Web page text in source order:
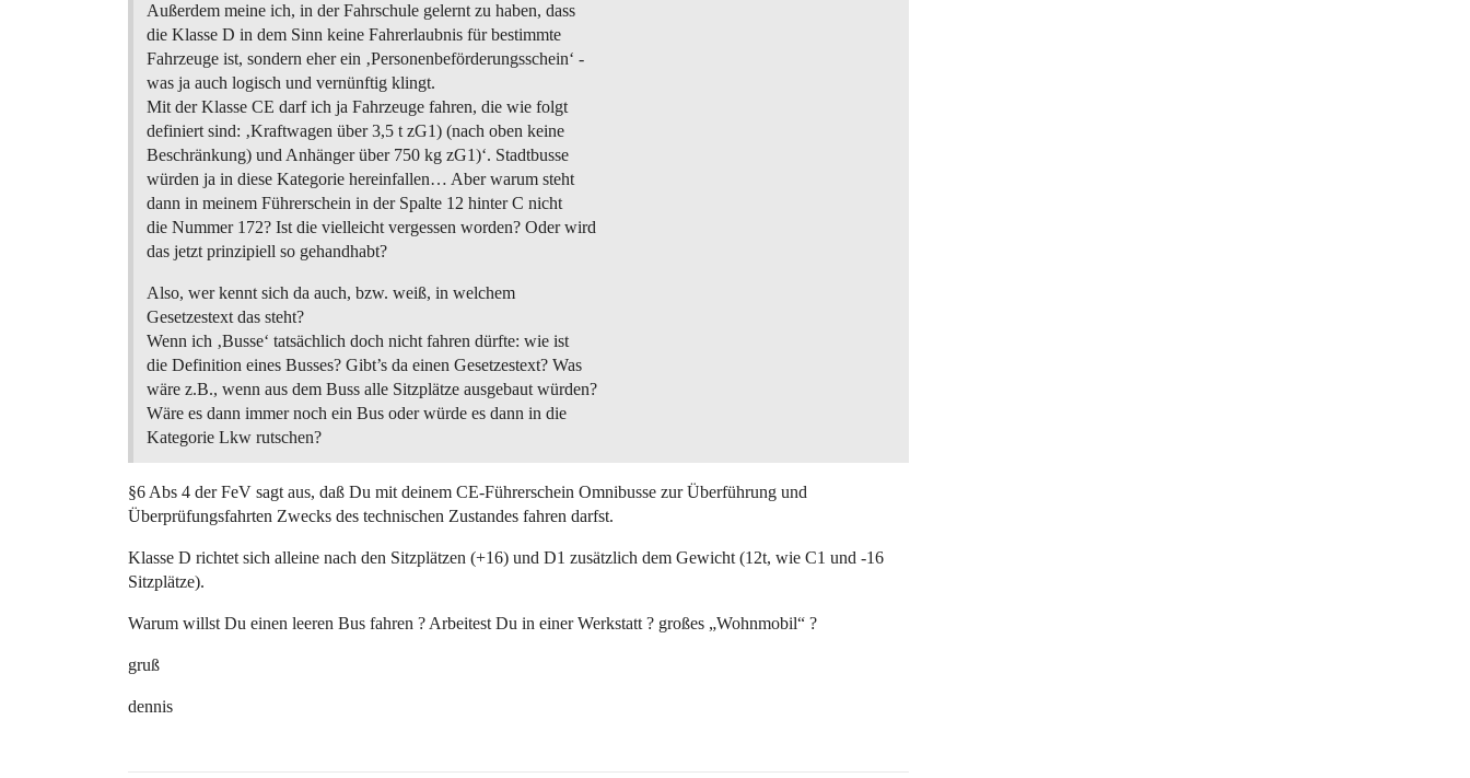
Außerdem meine ich, in der Fahrschule gelernt zu haben, dass
die Klasse D in dem Sinn keine Fahrerlaubnis für bestimmte
Fahrzeuge ist, sondern eher ein ‚Personenbeförderungsschein‘ -
was ja auch logisch und vernünftig klingt.
Mit der Klasse CE darf ich ja Fahrzeuge fahren, die wie folgt
definiert sind: ‚Kraftwagen über 3,5 t zG1) (nach oben keine
Beschränkung) und Anhänger über 750 kg zG1)‘. Stadtbusse
würden ja in diese Kategorie hereinfallen… Aber warum steht
dann in meinem Führerschein in der Spalte 12 hinter C nicht
die Nummer 172? Ist die vielleicht vergessen worden? Oder wird
das jetzt prinzipiell so gehandhabt?
Also, wer kennt sich da auch, bzw. weiß, in welchem
Gesetzestext das steht?
Wenn ich ‚Busse‘ tatsächlich doch nicht fahren dürfte: wie ist
die Definition eines Busses? Gibt’s da einen Gesetzestext? Was
wäre z.B., wenn aus dem Buss alle Sitzplätze ausgebaut würden?
Wäre es dann immer noch ein Bus oder würde es dann in die
Kategorie Lkw rutschen?
§6 Abs 4 der FeV sagt aus, daß Du mit deinem CE-Führerschein Omnibusse zur Überführung und
Überprüfungsfahrten Zwecks des technischen Zustandes fahren darfst.
Klasse D richtet sich alleine nach den Sitzplätzen (+16) und D1 zusätzlich dem Gewicht (12t, wie C1 und -16
Sitzplätze).
Warum willst Du einen leeren Bus fahren ? Arbeitest Du in einer Werkstatt ? großes „Wohnmobil“ ?
gruß
dennis